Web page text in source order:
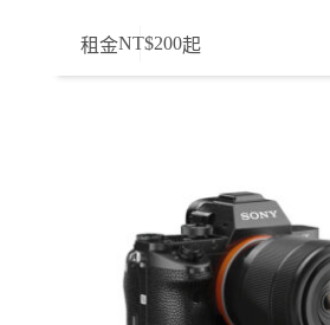
租金NT$200起